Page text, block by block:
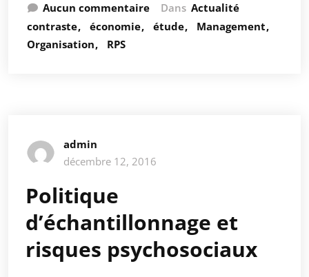
Aucun commentaire Dans Actualité
contraste
économie étude
Management
Organisation
RPS
admin
décembre 12, 2016
Politique
d’échantillonnage et
risques psychosociaux